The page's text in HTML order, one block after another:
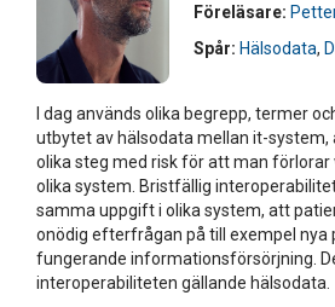
Föreläsare:
Spår: Hälsodata,
I dag används olika begrepp, termer
utbytet av hälsodata mellan it-
olika steg med risk för att man
olika system. Bristfällig
samma uppgift i olika system, att
onödig efterfrågan på till exempel nya
fungerande informationsförsörjning.
interoperabiliteten gällande hälsodata.